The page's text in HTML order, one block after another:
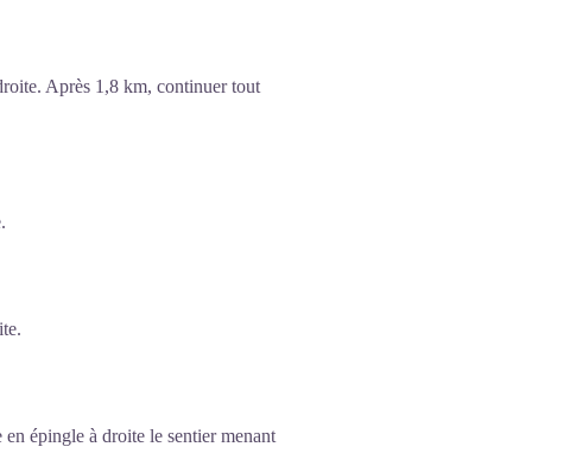
Après 1,8 km, continuer tout
épingle à droite le sentier menant